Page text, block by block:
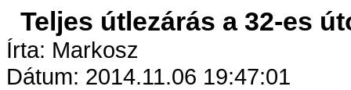
Teljes útlezárás a 32-es
Írta: Markosz
Dátum: 2014.11.06 19:47:01